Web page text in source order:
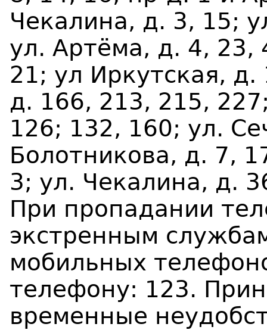
Чекалина, д. 3, 15;
ул. Артёма, д. 4, 23,
21; ул Иркутская,
д. 166, 213, 215,
126; 132, 160; ул.
Болотникова, д. 7,
3; ул. Чекалина, д.
При пропадании
экстренным
мобильных
телефону: 123.
временные